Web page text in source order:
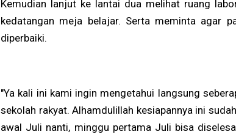
Kemudian lanjut ke lantai dua melihat ruang
kedatangan meja belajar. Serta meminta agar
diperbaiki.
"Ya kali ini kami ingin mengetahui langsung
sekolah rakyat. Alhamdulillah kesiapannya ini
awal Juli nanti, minggu pertama Juli bisa